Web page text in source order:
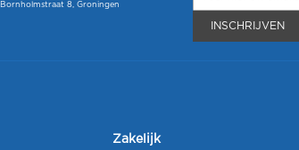
Bornholmstraat 8, Groningen
INSCHRIJVEN
Zakelijk